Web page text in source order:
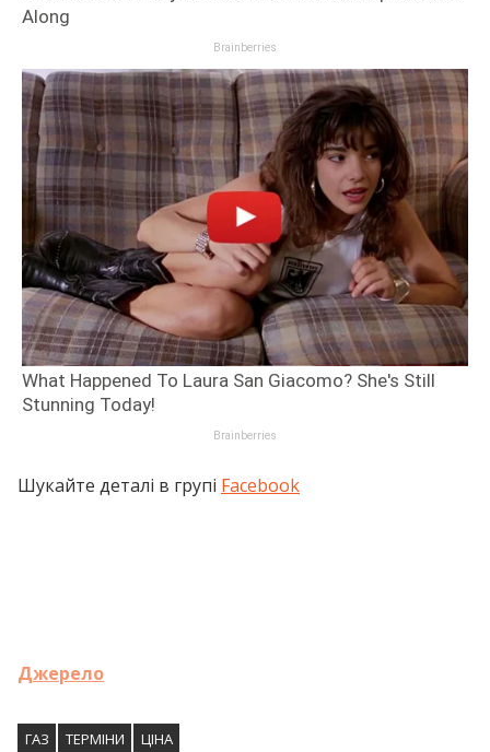
Шукайте деталі в групі Facebook
Джерело
ГАЗ ТЕРМІНИ ЦІНА